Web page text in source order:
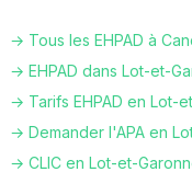
→ Tous les EHPAD à
→ EHPAD dans Lot-et-
→ Tarifs EHPAD en Lot-
→ Demander l'APA en
→ CLIC en Lot-et-